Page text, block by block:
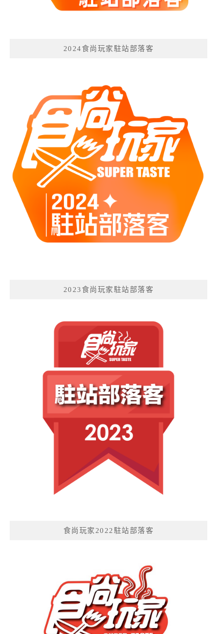
2024食尚玩家駐站部落客
2023食尚玩家駐站部落客
食尚玩家2022駐站部落客